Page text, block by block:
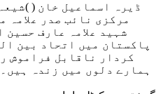
ڈیرہ اسماعیل خان (
مرکزی نائب صدر علامہ
شہید علامہ عارف حسین
پاکستان میں اتحاد بین
کردار ناقابل فراموش
ہمارے دلوں میں زندہ